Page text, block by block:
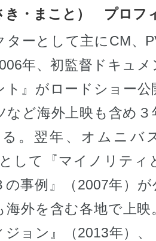
き・まこと） プロフ
ターとして主にCM、
年、初監督ドキュ
ト』がロードショー公
など海外上映も含め３
。翌年、オムニバ
して『マイノリティ
の事例』（2007年）
海外を含む各地で上映
ジョン』（2013年）